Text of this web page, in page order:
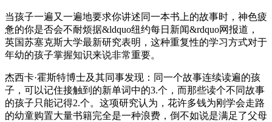
当孩子一遍又一遍地要求你讲述同一本书上的故事时，神色疲
惫的你是否会不耐烦据&ldquo纽约每日新闻&rdquo网报道，
英国苏塞克斯大学最新研究表明，这种重复性的学习方式对于
年幼的孩子掌握知识来说非常重要。
杰西卡·霍斯特博士及其同事发现：同一个故事连续读遍的孩
子，可以记住接触到的新单词中的3.个，而那些读个不同故事
的孩子只能记得2.个。这项研究认为，花许多钱为刚学会走路
的幼童购置大量书籍完全是一种浪费，倒不如说是满足了父母